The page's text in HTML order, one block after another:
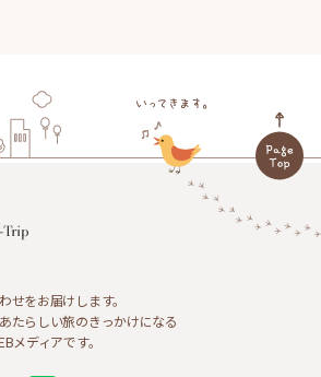
せをお届けします。
たらしい旅のきっかけになる
メディアです。